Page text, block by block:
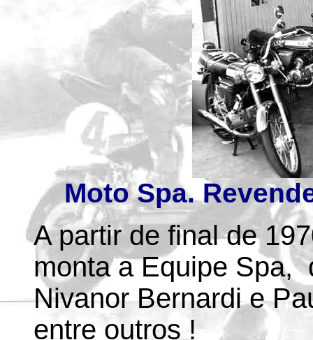
Moto Spa.
A partir de final de
monta a Equipe Spa,
Nivanor Bernardi e
entre outros !